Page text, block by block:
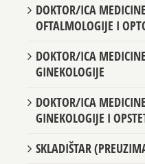
DOKTOR/ICA
OFTALMOLOGIJE I
DOKTOR/ICA
GINEKOLOGIJE
DOKTOR/ICA
GINEKOLOGIJE I
SKLADIŠTAR